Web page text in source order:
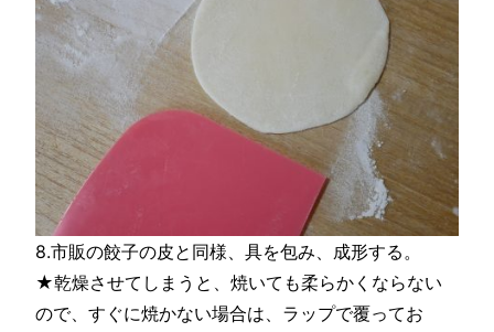
8.市販の餃子の皮と同様、具を包み、成形する。
★乾燥させてしまうと、焼いても柔らかくならない
ので、すぐに焼かない場合は、ラップで覆ってお